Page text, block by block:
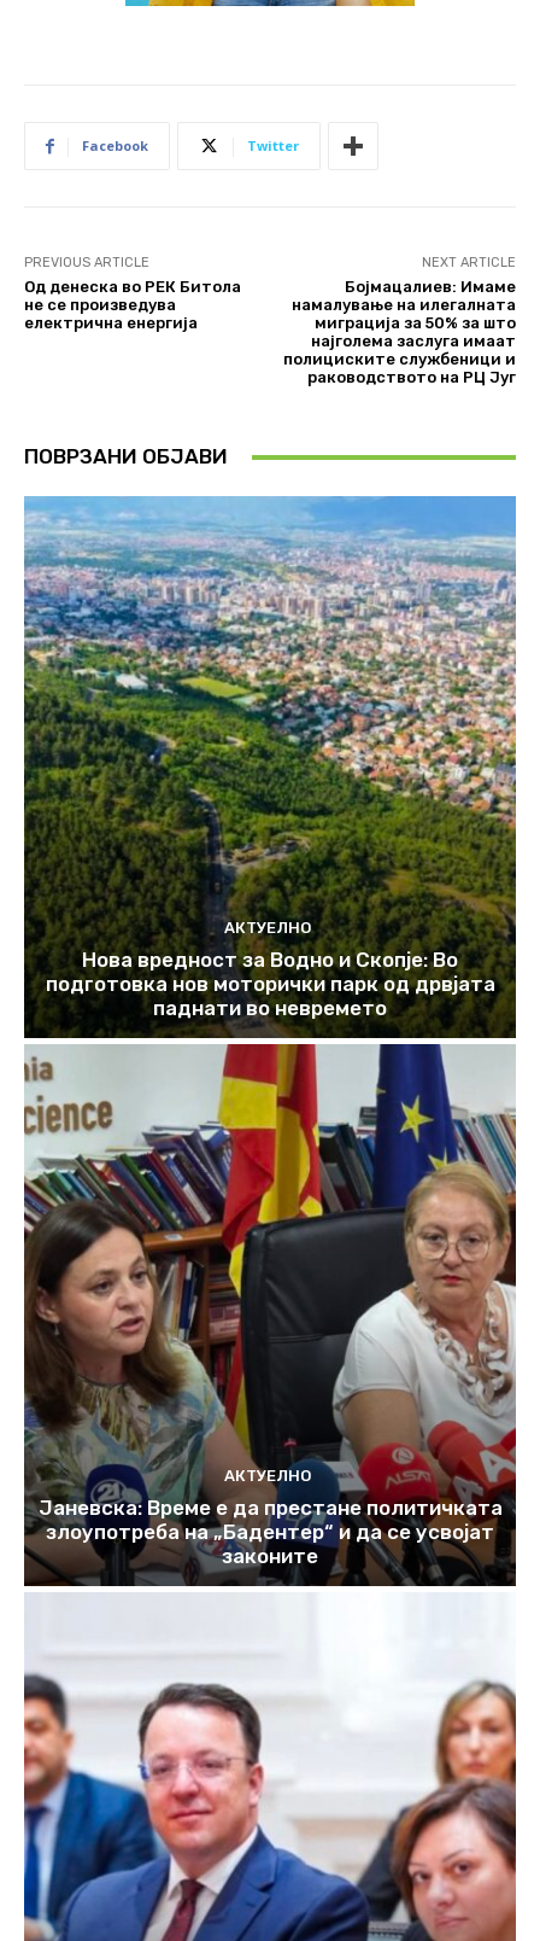
Facebook Twitter
PREVIOUS ARTICLE
Од денеска во РЕК Битола
не се произведува
електрична енергија
NEXT ARTICLE
Бојмацалиев: Имаме
намалување на илегалната
миграција за 50% за што
најголема заслуга имаат
полициските службеници и
раководството на РЦ Југ
ПОВРЗАНИ ОБЈАВИ
АКТУЕЛНО
Нова вредност за Водно и Скопје: Во
подготовка нов моторички парк од дрвјата
паднати во невремето
АКТУЕЛНО
Јаневска: Време е да престане политичката
злоупотреба на „Бадентер“ и да се усвојат
законите